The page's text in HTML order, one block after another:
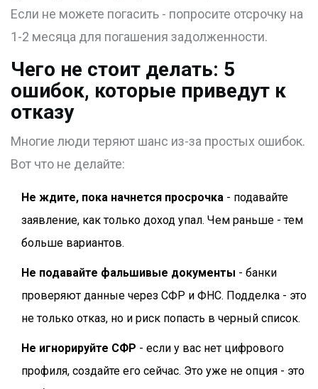
Если не можете погасить - попросите отсрочку на
1-2 месяца для погашения задолженности.
Чего не стоит делать: 5
ошибок, которые приведут к
отказу
Многие люди теряют шанс из-за простых ошибок.
Вот что не делайте:
Не ждите, пока начнется просрочка - подавайте
заявление, как только доход упал. Чем раньше - тем
больше вариантов.
Не подавайте фальшивые документы - банки
проверяют данные через СФР и ФНС. Подделка - это
не только отказ, но и риск попасть в черный список.
Не игнорируйте СФР - если у вас нет цифрового
профиля, создайте его сейчас. Это уже не опция - это